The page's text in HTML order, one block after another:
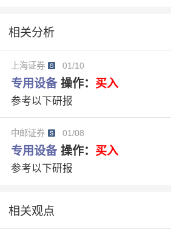
智能数采2.0 银河通用
相关分析
上海证券 01/10
专用设备 操作： 买入
参考以下研报
中邮证券 01/08
专用设备 操作： 买入
参考以下研报
相关观点